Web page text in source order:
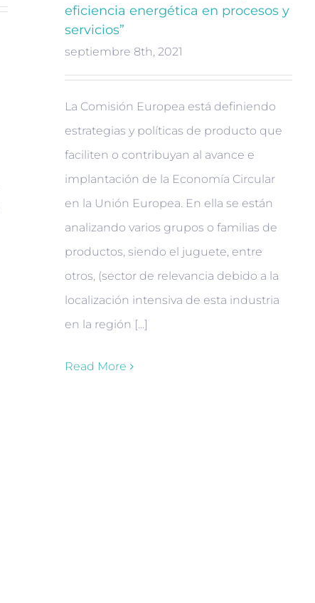
eficiencia energética en procesos y
servicios”
septiembre 8th, 2021
La Comisión Europea está definiendo
estrategias y políticas de producto que
faciliten o contribuyan al avance e
implantación de la Economía Circular
en la Unión Europea. En ella se están
analizando varios grupos o familias de
productos, siendo el juguete, entre
otros, (sector de relevancia debido a la
localización intensiva de esta industria
en la región [...]
Read More